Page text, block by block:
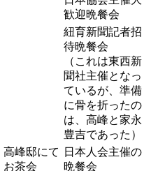
歓迎晩餐会
紐育新聞記者招
待晩餐会
（これは東西新
聞社主催となっ
ているが、準備
に骨を折ったの
は、高峰と家永
豊吉であった）
高峰邸にて
お茶会
日本人会主催の
晩餐会